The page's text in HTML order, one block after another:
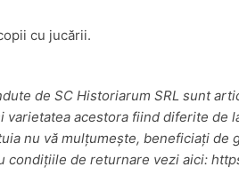
cu jucării.
de SC Historiarum SRL sunt
acestora fiind diferite de
nu vă mulțumește, beneficiați
condițiile de returnare vezi aici: